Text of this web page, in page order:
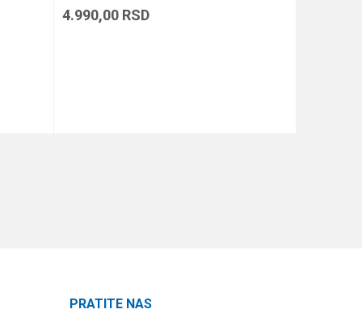
4.990,00 RSD
PRATITE NAS